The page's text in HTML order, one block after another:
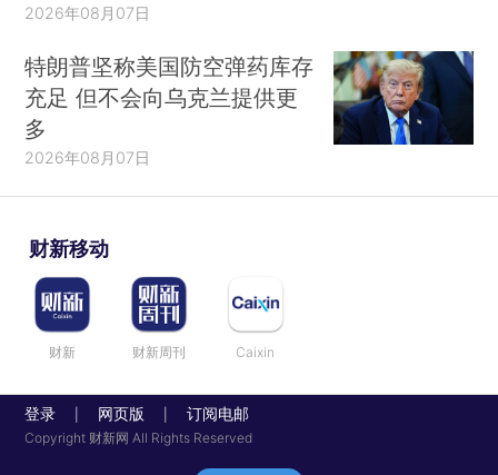
2026年08月07日
特朗普坚称美国防空弹药库存
充足 但不会向乌克兰提供更
多
2026年08月07日
财新移动
财新 财新周刊 Caixin
登录 网页版 订阅电邮
Copyright 财新网 All Rights Reserved